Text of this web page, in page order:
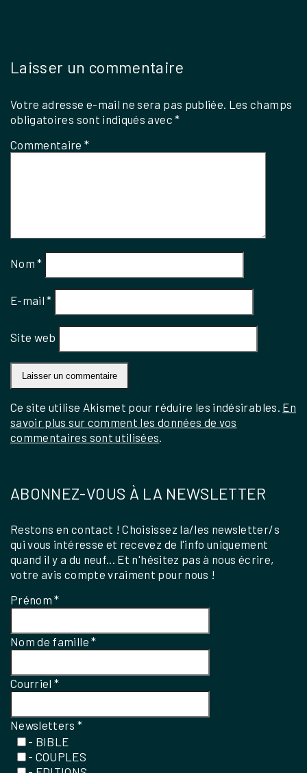
Laisser un commentaire
Votre adresse e-mail ne sera pas publiée. Les champs
obligatoires sont indiqués avec*
Commentaire*
Nom*
E-mail*
Site web
Ce site utilise Akismet pour réduire les indésirables. En
savoir plus sur comment les données de vos
commentaires sont utilisées
ABONNEZ-VOUS À LA NEWSLETTER
Restons en contact ! Choisissez la/les newsletter/s
qui vous intéresse et recevez de l'info uniquement
quand il y a du neuf... Et n'hésitez pas à nous écrire,
votre avis compte vraiment pour nous !
Prénom*
Nom de famille*
Courriel*
Newsletters*
- BIBLE
- COUPLES